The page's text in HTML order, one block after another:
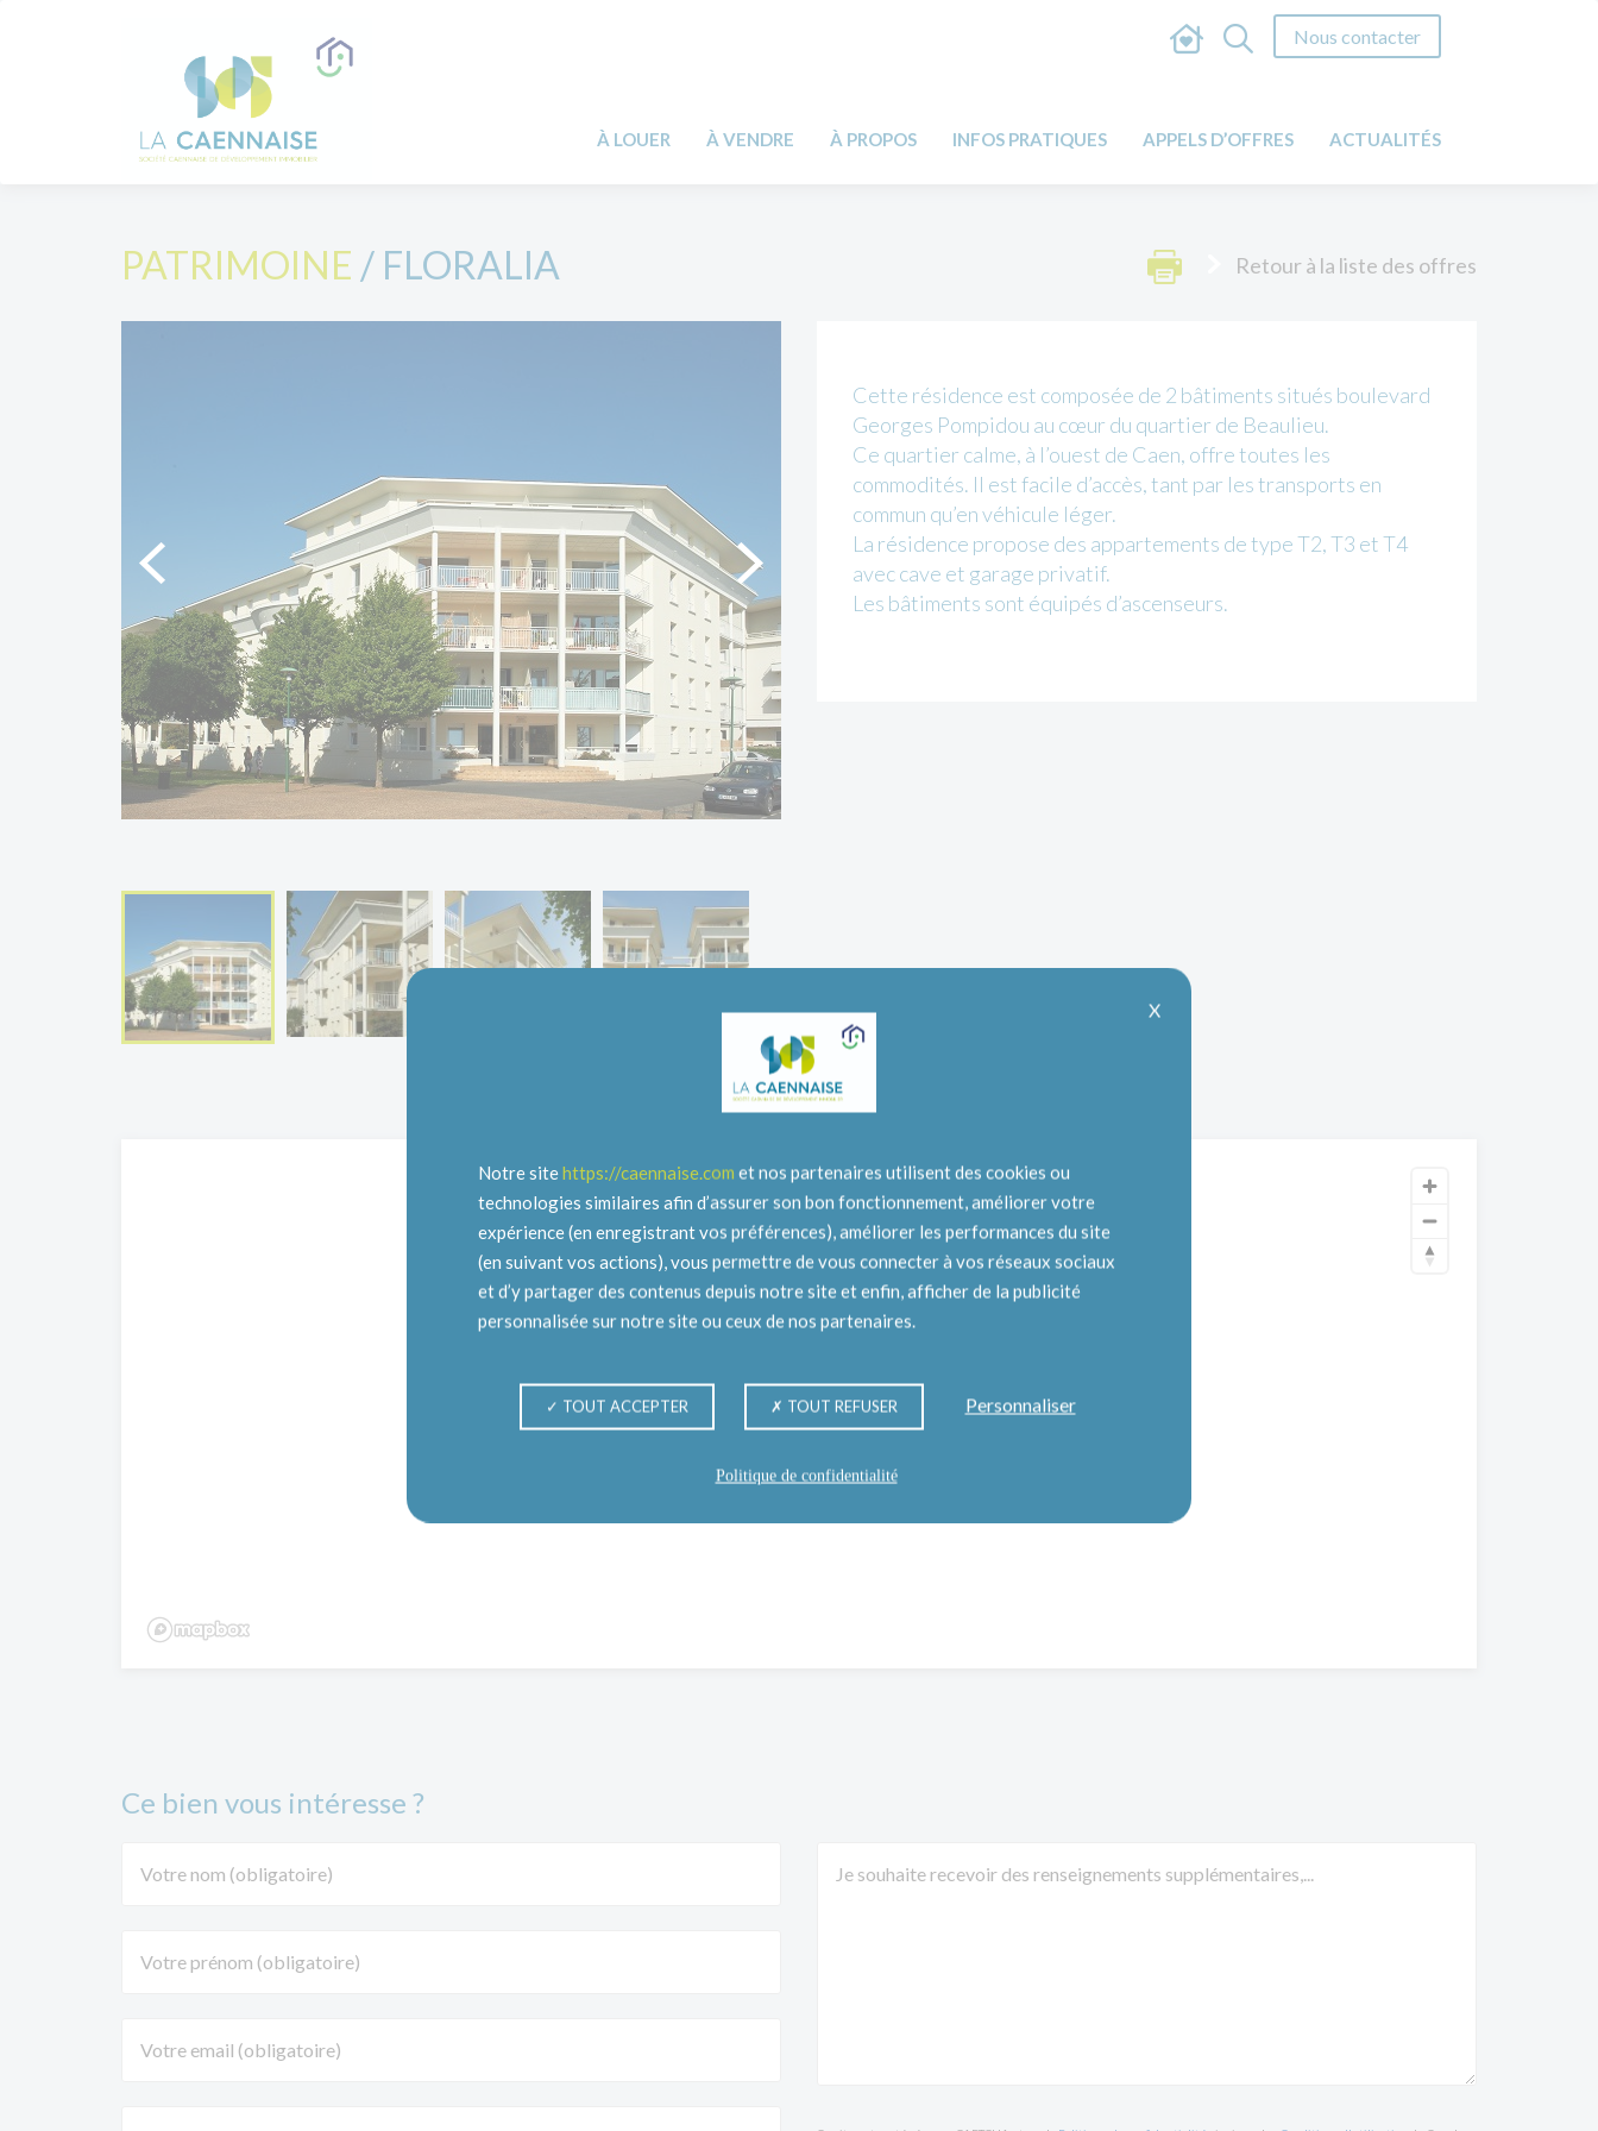
Nous contacter
À LOUER À VENDRE À PROPOS INFOS PRATIQUES APPELS D’OFFRES ACTUALITÉS
PATRIMOINE / FLORALIA Retour à la liste des offres
Cette résidence est composée de 2 bâtiments situés boulevard
Georges Pompidou au cœur du quartier de Beaulieu.
Ce quartier calme, à l’ouest de Caen, offre toutes les
commodités. Il est facile d’accès, tant par les transports en
commun qu’en véhicule léger.
La résidence propose des appartements de type T2, T3 et T4
avec cave et garage privatif.
Les bâtiments sont équipés d’ascenseurs.
Ce bien vous intéresse ?
X
Notre sitehttps://caennaise.com et nos partenaires utilisent des cookies ou
technologies similaires afin d’assurer son bon fonctionnement, améliorer votre
expérience (en enregistrant vos préférences), améliorer les performances du site
(en suivant vos actions), vous permettre de vous connecter à vos réseaux sociaux
et d’y partager des contenus depuis notre site et enfin, afficher de la publicité
personnalisée sur notre site ou ceux de nos partenaires.
TOUT ACCEPTER TOUT REFUSER Personnaliser
Politique de confidentialité